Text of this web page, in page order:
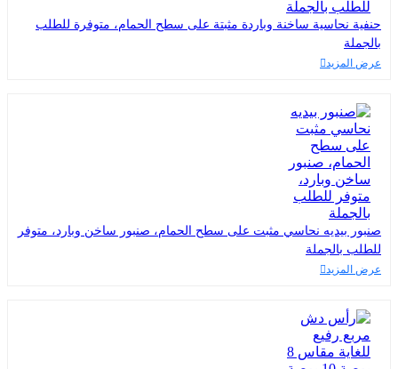
حنفية نحاسية ساخنة وباردة مثبتة على سطح الحمام، متوفرة للطلب
بالجملة
عرض المزيد
صنبور بيديه نحاسي مثبت على سطح الحمام، صنبور ساخن وبارد، متوفر
للطلب بالجملة
عرض المزيد